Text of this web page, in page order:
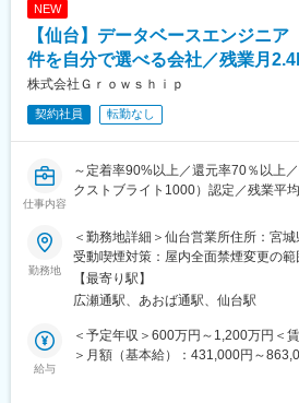
同社の組織は、アプリケーションチ
多岐にわたるチームで構成されていま
で、プロジェクトごとに柔軟に編成さ
としての役割も期待されており、新規
■働き方：
同社では、出社を基本としながらも、
在宅勤務が可能で、フレックスタイ
残業時間は月平均25時間と、働きやす
■キャリアパス：
が可能です。プロジェクトリーダー
としての経験を積むことで、より大規
NEW
【仙台】データベースエンジニ
件を自分で選べる会社／残業月
株式会社Ｇｒｏｗｓｈｉｐ
契約社員 転勤なし
仕事内容
～定着率90%以上／還元率70％以上
クストブライト1000）認定／残業平
■業務内容：
当社のデータベースエンジニアとして
方の希望を踏まえ、最適なプロジェ
す。関係部署との要件調整、コスト
ンバーの育成・指導もお任せします。
合、テックリードとしての業務をお
Web・業務系システム、アプリ開発
勤務地
＜勤務地詳細＞仙台営業所住所：宮
受動喫煙対策：屋内全面禁煙変更の
（リモートワーク含む）
【最寄り駅】
広瀬通駅、あおば通駅、仙台駅
給与
＜予定年収＞600万円～1,200万円＜
＞月額（基本給）：431,000円～